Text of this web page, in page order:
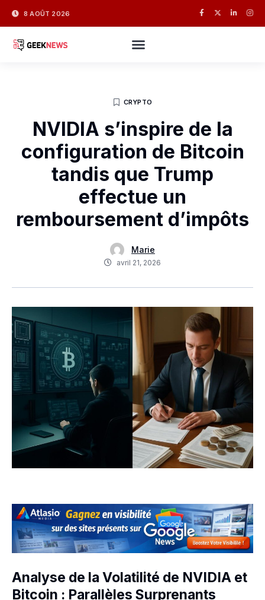
8 AOÛT 2026
CRYPTO
NVIDIA s’inspire de la
configuration de Bitcoin
tandis que Trump
effectue un
remboursement d’impôts
Marie
avril 21, 2026
Analyse de la Volatilité de NVIDIA et
Bitcoin : Parallèles Surprenants